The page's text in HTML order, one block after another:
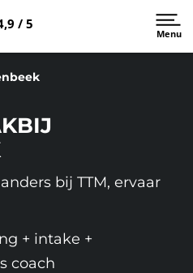
Menu
/ 5
bij TTM, ervaar
+ intake +
coach